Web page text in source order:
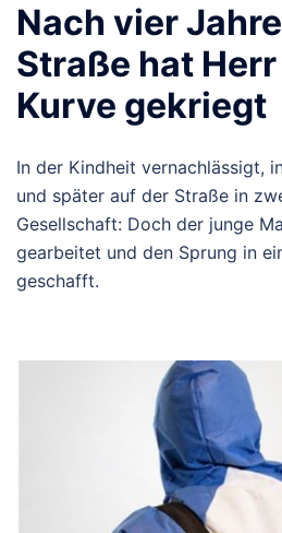
Nach vier
Straße hat
Kurve gekriegt
In der Kindheit vernachlässigt,
und später auf der Straße in
Gesellschaft: Doch der junge
gearbeitet und den Sprung in
geschafft.